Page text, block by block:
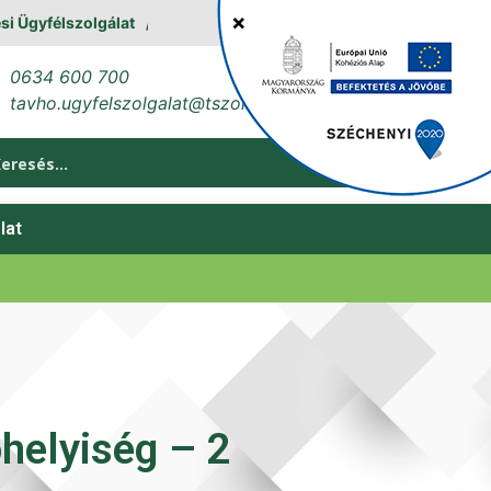
0634 600 700
tavho.ugyfelszolgalat@tszol.hu
– 2